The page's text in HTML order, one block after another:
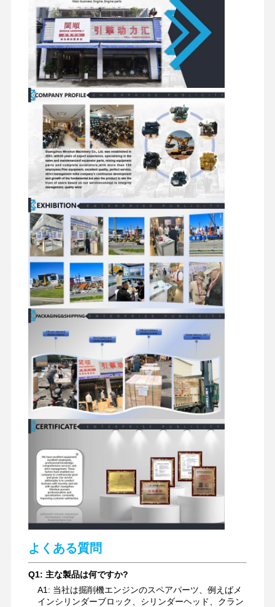
ディーゼルエンジン
三菱エンジン
掘削機エンジン
エンジンの改造のキット
インジェクションポンプ
ターボチャージャー アセンブリ
他のエンジン部品
電子制御システム
エンジンの電気部品
エンジン燃料システム
掘削機の油圧部品
掘削機のスペアパーツ
スイベル
コンポー
ネント
分配弁
トラベルモ
ーターアセ
ンブリ
シャーシコンポーネ
ントおよびその他の
アクセサリ
よくある質問
Q1: 主な製品は何ですか?
A1: 当社は掘削機エンジンのスペアパーツ、例えばメ
インシリンダーブロック、シリンダーヘッド、クラン